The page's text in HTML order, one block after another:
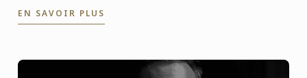
bien mérité !
EN SAVOIR PLUS